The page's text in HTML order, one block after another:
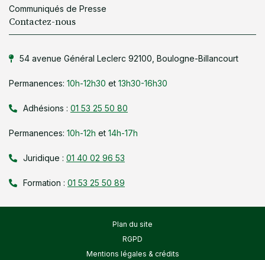
Communiqués de Presse
Contactez-nous
54 avenue Général Leclerc 92100, Boulogne-Billancourt
Permanences: 10h-12h30 et 13h30-16h30
Adhésions : 01 53 25 50 80
Permanences: 10h-12h et 14h-17h
Juridique : 01 40 02 96 53
Formation : 01 53 25 50 89
Plan du site
RGPD
Mentions légales & crédits